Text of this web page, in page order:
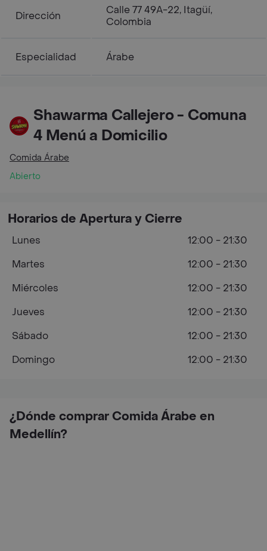
Dirección
Calle 77 49A-22, Itagüí,
Colombia
Especialidad Árabe
Shawarma Callejero - Comuna
4 Menú a Domicilio
Comida Árabe
Abierto
¿Dónde comprar Comida Árabe en
Medellín?
Horarios de Apertura y Cierre
Lunes
12:00 - 21:30
Martes
12:00 - 21:30
Miércoles
12:00 - 21:30
Jueves
12:00 - 21:30
Sábado
12:00 - 21:30
Domingo
12:00 - 21:30